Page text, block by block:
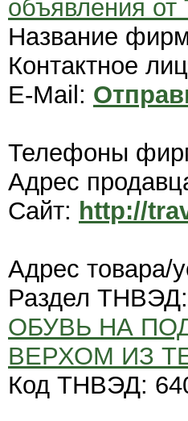
объявления
Название
Контактное
E-Mail:
Телефоны
Адрес
Сайт: http://
Адрес товара/
Раздел ТНВЭД:
ОБУВЬ НА
ВЕРХОМ ИЗ
Код ТНВЭД: